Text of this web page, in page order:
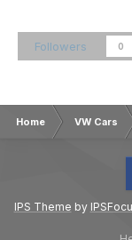
Followers 0
Home VW Cars
IPS Theme by